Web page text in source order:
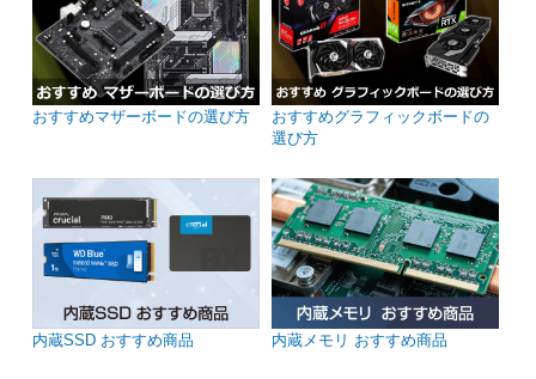
おすすめマザーボードの選び方
おすすめグラフィックボードの
選び方
内蔵SSD おすすめ商品 内蔵メモリ おすすめ商品